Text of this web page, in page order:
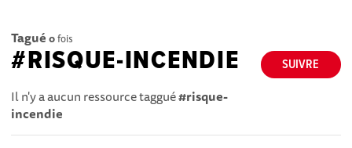
Tagué 0fois
SUIVRE
#RISQUE-INCENDIE
Il n'y a aucun ressource taggué#risque-
incendie